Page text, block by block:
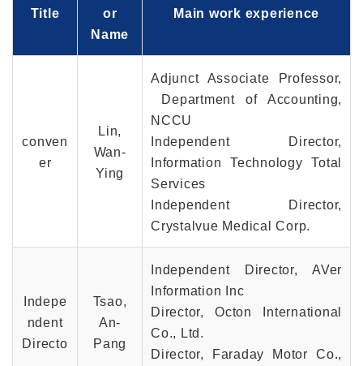
Title
or
Name
Main work experience
conven
er
Lin,
Wan-
Ying
Adjunct Associate Professor,
Department of Accounting,
NCCU
Independent Director,
Information Technology Total
Services
Independent Director,
Crystalvue Medical Corp.
Indepe
ndent
Directo
Tsao,
An-
Pang
Independent Director, AVer
Information Inc
Director, Octon International
Co., Ltd.
Director, Faraday Motor Co.,